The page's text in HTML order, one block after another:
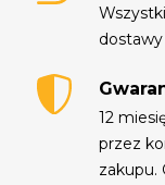
12
przez
zakupu.